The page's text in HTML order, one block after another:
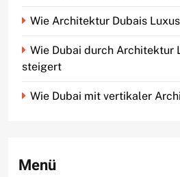
Wie Architektur Dubais
Wie Dubai durch Architektur
steigert
Wie Dubai mit vertikaler
Menü